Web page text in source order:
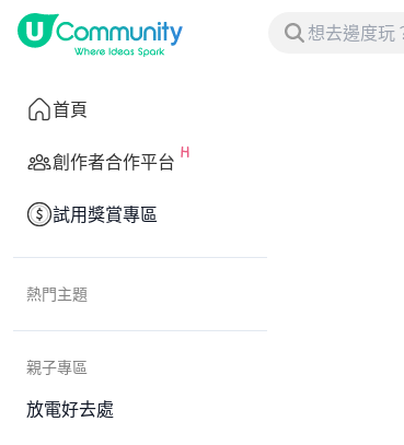
首頁
創作者合作平台
試用獎賞專區
熱門主題
親子專區
放電好去處